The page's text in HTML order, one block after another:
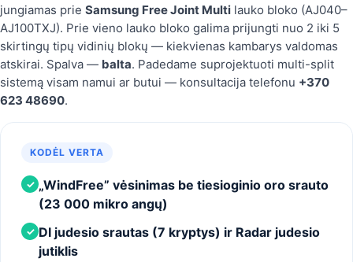
jungiamas prie Samsung Free Joint Multi lauko bloko (AJ040–
AJ100TXJ). Prie vieno lauko bloko galima prijungti nuo 2 iki 5
skirtingų tipų vidinių blokų — kiekvienas kambarys valdomas
atskirai. Spalva — balta. Padedame suprojektuoti multi-split
sistemą visam namui ar butui — konsultacija telefonu +370
623 48690.
KODĖL VERTA
✓ „WindFree” vėsinimas be tiesioginio oro srauto
(23 000 mikro angų)
✓ DI judesio srautas (7 kryptys) ir Radar judesio
jutiklis